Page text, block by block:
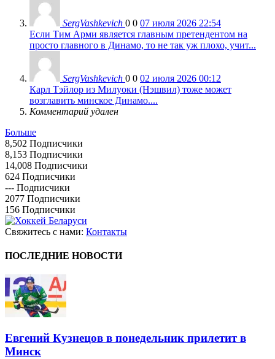
SergVashkevich 0 0 07 июля 2026 22:54
Если Тим Арми является главным претендентом на
просто главного в Динамо, то не так уж плохо, учит...
SergVashkevich 0 0 02 июля 2026 00:12
Карл Тэйлор из Милуоки (Нэшвил) тоже может
возглавить минское Динамо....
Комментарий удален
Больше
8,502 Подписчики
8,153 Подписчики
14,008 Подписчики
624 Подписчики
--- Подписчики
2077 Подписчики
156 Подписчики
Свяжитесь с нами: Контакты
ПОСЛЕДНИЕ НОВОСТИ
Евгений Кузнецов в понедельник прилетит в
Минск